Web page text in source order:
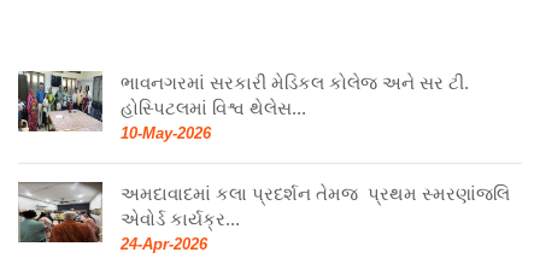
ભાવનગરમાં સરકારી મેડિકલ કોલેજ અને સર ટી.
હોસ્પિટલમાં વિશ્વ થેલેસ...
10-May-2026
અમદાવાદમાં કલા પ્રદર્શન તેમજ પ્રથમ સ્મરણાંજલિ
એવોર્ડ કાર્યક્ર...
24-Apr-2026